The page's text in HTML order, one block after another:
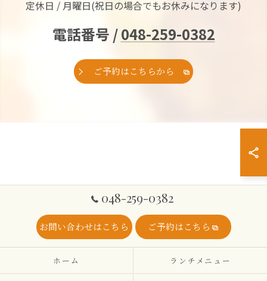
定休日 / 月曜日(祝日の場合でもお休みになります)
電話番号 /048-259-0382
ご予約はこちらから
048-259-0382
お問い合わせはこちら ご予約はこちら
ホーム ランチメニュー